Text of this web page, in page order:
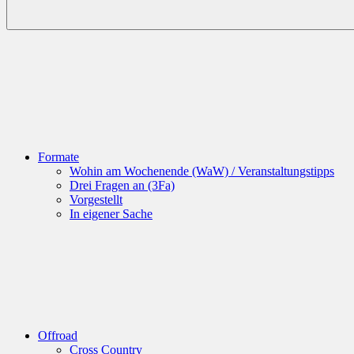
Formate
Wohin am Wochenende (WaW) / Veranstaltungstipps
Drei Fragen an (3Fa)
Vorgestellt
In eigener Sache
Offroad
Cross Country